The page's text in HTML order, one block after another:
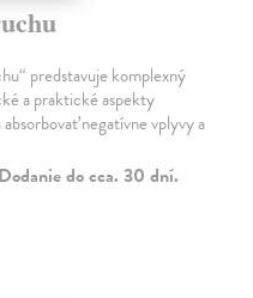
predstavuje komplexný
a praktické aspekty
negatívne vplyvy a
do cca. 30 dní.